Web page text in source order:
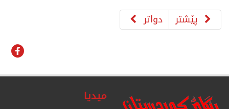
پێشتر
دواتر
میدیا